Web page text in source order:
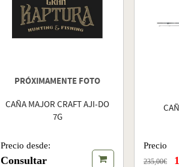
PRÓXIMAMENTE FOTO
CAÑA MAJOR CRAFT AJI-DO
7G
Precio desde:
Consultar
Precio
235,00€